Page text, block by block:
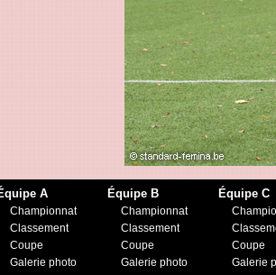
A
Championnat
Classement
Coupe
Galerie photo
Équipe B
Championnat
Classement
Coupe
Galerie photo
Équipe C
Coupe
Galerie